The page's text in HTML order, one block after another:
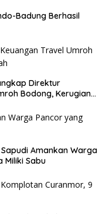
Badung Berhasil
Direktur
Bodong, Kerugian
Amankan Warga
Miliki Sabu